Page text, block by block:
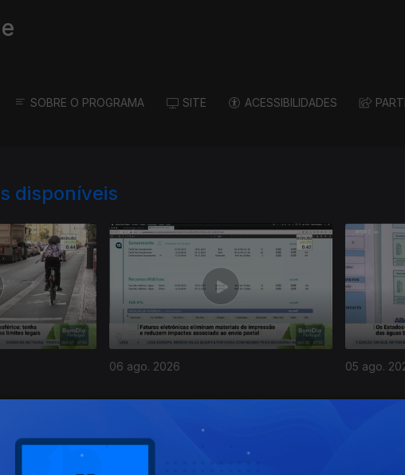
SOBRE O PROGRAMA SITE ACESSIBILIDADES
disponíveis
06 ago. 2026 05 ago.